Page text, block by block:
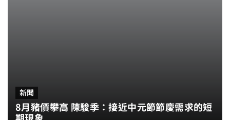
新聞
8月豬價攀高 陳駿季：接近中元節節慶需求的短